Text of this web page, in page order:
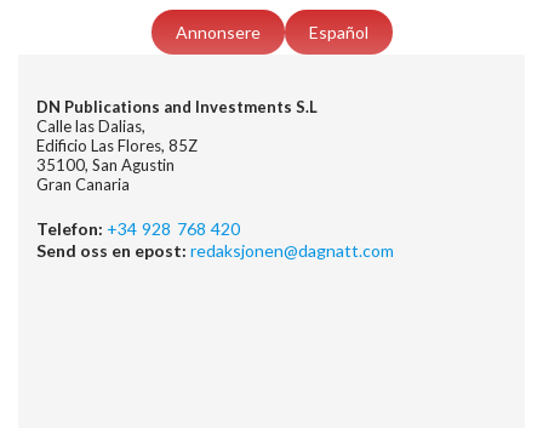
Annonsere Español
DN Publications and Investments S.L
Calle las Dalias,
Edificio Las Flores, 85Z
35100, San Agustin
Gran Canaria
Telefon: +34 928 768 420
Send oss en epost: redaksjonen@dagnatt.com